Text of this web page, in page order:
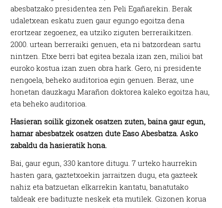
abesbatzako presidentea zen Peli Egañarekin. Berak
udaletxean eskatu zuen gaur egungo egoitza dena
erortzear zegoenez, ea utziko ziguten berreraikitzen.
2000. urtean berreraiki genuen, eta ni batzordean sartu
nintzen. Etxe berri bat egitea bezala izan zen, milioi bat
euroko kostua izan zuen obra hark. Gero, ni presidente
nengoela, beheko auditorioa egin genuen. Beraz, une
honetan dauzkagu Marañon doktorea kaleko egoitza hau,
eta beheko auditorioa.
Hasieran soilik gizonek osatzen zuten, baina gaur egun,
hamar abesbatzek osatzen dute Easo Abesbatza. Asko
zabaldu da hasieratik hona.
Bai, gaur egun, 330 kantore ditugu. 7 urteko haurrekin
hasten gara, gaztetxoekin jarraitzen dugu, eta gazteek
nahiz eta batzuetan elkarrekin kantatu, banatutako
taldeak ere badituzte neskek eta mutilek. Gizonen korua